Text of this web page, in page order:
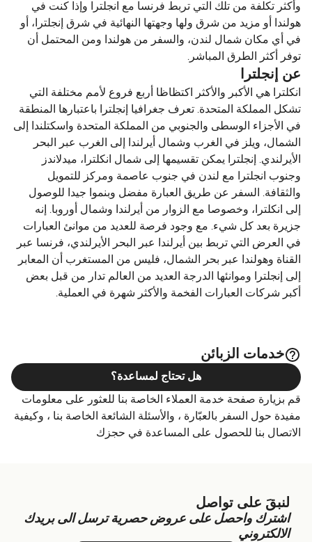
وأكثر تكلفة من تلك التي تربط فرنسا مع انجلترا وإذا كنت في
هولندا أو مزيد من شرق ولها وجهتها النهائية في شرق إنجلترا، أو
في أي مكان شمال لندن، والسفر من هولندا ومن المحتمل أن
توفر أكثر الطرق المباشر.
عن إنجلترا
انكلترا هي الأكبر والأكثر اكتظاظا أربع فروع لأمم مختلفة التي
تشكل المملكة المتحدة. تعرف جغرافيا إنجلترا باعتبارها المنطقة
في الأجزاء الوسطى والجنوبي من المملكة المتحدة واسكتلندا إلى
الشمال، ويلز في الغرب وشمال أيرلندا إلى الغرب عبر البحر
الأيرلندي. إنجلترا يمكن تقسيمها إلى شمال انكلترا، ميدلاندز
وجنوب انجلترا مع لندن في جنوب عاصمة ومركز للتمويل
والثقافة. السفر عن طريق العبارة مفضل وبنموا جيدا للوصول
إلى انكلترا، وخصوصا مع الزوار من أيرلندا وشمال أوروبا. إنه
جزيرة بعد كل شيء. مع وجود فرصة للعديد من موانئ العبارات
في العرض التي تربط بين أيرلندا عبر البحر الأيرلندي، فرنسا عبر
القناة وهولندا عبر بحر الشمال، فليس من المستغرب أن المعابر
إلى إنجلترا وموانئها الدرجة العديد من العالم تدار من قبل بعض
أكبر شركات العبارات الفخمة والأكثر شهرة في العملية.
خدمات الزبائن
قم بزيارة صفحة خدمة العملاء الخاصة بنا للعثور على معلومات
مفيدة حول السفر بالعبّارة ، والأسئلة الشائعة الخاصة بنا ، وكيفية
الاتصال بنا للحصول على المساعدة في حجزك
هل تحتاج لمساعدة؟
لنبقَ على تواصل
اشترك واحصل على عروض حصرية ترسل الى بريدك
الالكتروني